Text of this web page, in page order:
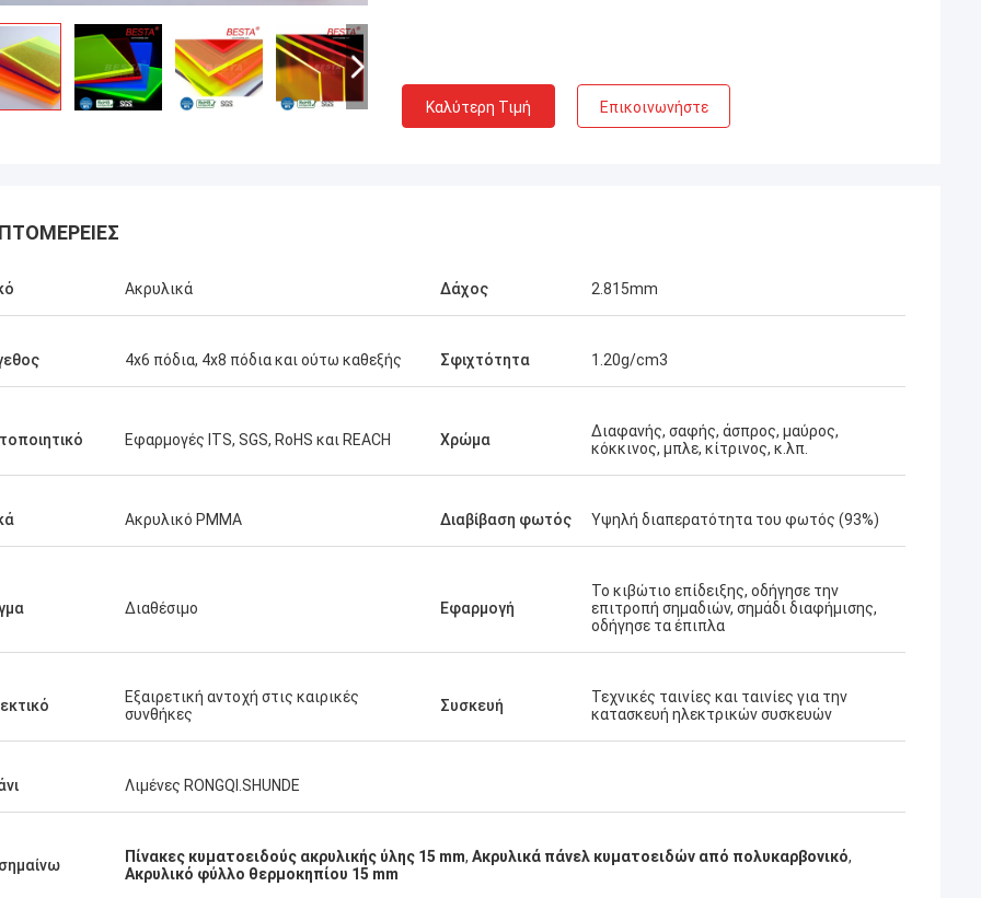
Καλύτερη Τιμή Επικοινωνήστε
Ακρυλικά Δάχος 2.815mm
4x6 πόδια, 4x8 πόδια και ούτω καθεξής Σφιχτότητα 1.20g/cm3
Εφαρμογές ITS, SGS, RoHS και REACH Χρώμα
Διαφανής, σαφής, άσπρος, μαύρος,
κόκκινος, μπλε, κίτρινος, κ.λπ.
Ακρυλικό PMMA Διαβίβαση φωτός Υψηλή διαπερατότητα του φωτός (93%)
Διαθέσιμο Εφαρμογή
Το κιβώτιο επίδειξης, οδήγησε την
επιτροπή σημαδιών, σημάδι διαφήμισης,
οδήγησε τα έπιπλα
Εξαιρετική αντοχή στις καιρικές
συνθήκες
Συσκευή
Τεχνικές ταινίες και ταινίες για την
κατασκευή ηλεκτρικών συσκευών
Λιμένες RONGQI.SHUNDE
Πίνακες κυματοειδούς ακρυλικής ύλης 15 mm, Ακρυλικά πάνελ κυματοειδών από πολυκαρβονικό,
Ακρυλικό φύλλο θερμοκηπίου 15 mm